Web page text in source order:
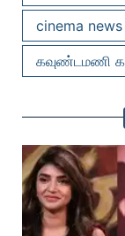
cinema news
கவுண்டமணி